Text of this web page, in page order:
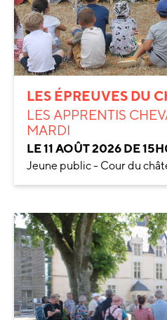
LES ÉPREUVES DU
LES APPRENTIS
MARDI
LE 11 AOÛT 2026 DE
Jeune public - Cour du